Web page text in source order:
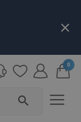
close
search
0